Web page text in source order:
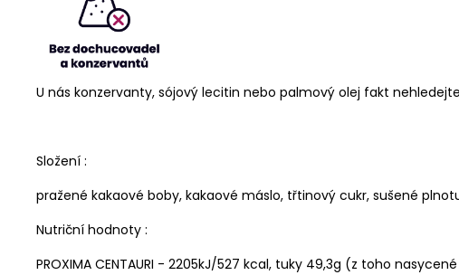
U nás konzervanty, sójový lecitin nebo palmový olej fakt nehledejte
Složení :
pražené kakaové boby, kakaové máslo, třtinový cukr, sušené
Nutriční hodnoty :
PROXIMA CENTAURI - 2205kJ/527 kcal, tuky 49,3g (z toho